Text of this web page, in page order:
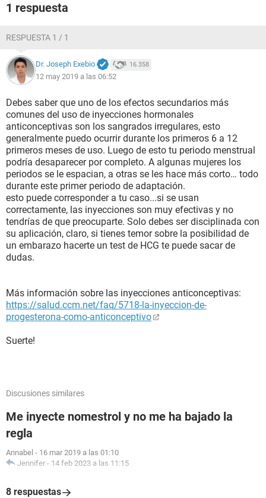
1 respuesta
RESPUESTA 1 / 1
Dr. Joseph Exebio 16.358
12 may 2019 a las 06:52
Debes saber que uno de los efectos secundarios más
comunes del uso de inyecciones hormonales
anticonceptivas son los sangrados irregulares, esto
generalmente puedo ocurrir durante los primeros 6 a 12
primeros meses de uso. Luego de esto tu periodo menstrual
podría desaparecer por completo. A algunas mujeres los
periodos se le espacian, a otras se les hace más corto… todo
durante este primer periodo de adaptación.
esto puede corresponder a tu caso...si se usan
correctamente, las inyecciones son muy efectivas y no
tendrías de que preocuparte. Solo debes ser disciplinada con
su aplicación, claro, si tienes temor sobre la posibilidad de
un embarazo hacerte un test de HCG te puede sacar de
dudas.
Más información sobre las inyecciones anticonceptivas:
https://salud.ccm.net/faq/5718-la-inyeccion-de-
progesterona-como-anticonceptivo
Suerte!
Discusiones similares
Me inyecte nomestrol y no me ha bajado la
regla
Annabel - 16 mar 2019 a las 01:10
Jennifer - 14 feb 2023 a las 11:15
8 respuestas